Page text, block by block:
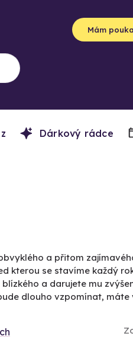
Mám
Dárkový rádce
a přitom
kterou se stavíme každý
a darujete mu
dlouho vzpomínat, máte